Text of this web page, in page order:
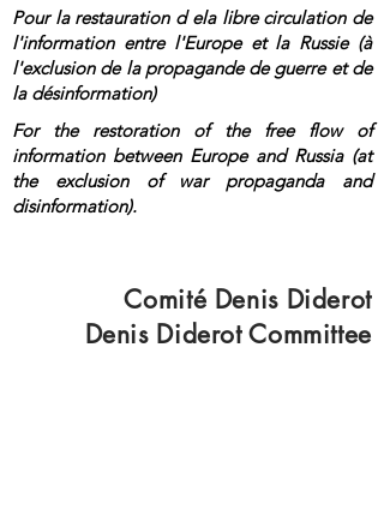
Pour la restauration d ela libre circulation de
l'information entre l'Europe et la Russie (à
l'exclusion de la propagande de guerre et de
la désinformation)
For the restoration of the free flow of
information between Europe and Russia (at
the exclusion of war propaganda and
disinformation).
Comité Denis Diderot
Denis Diderot Committee